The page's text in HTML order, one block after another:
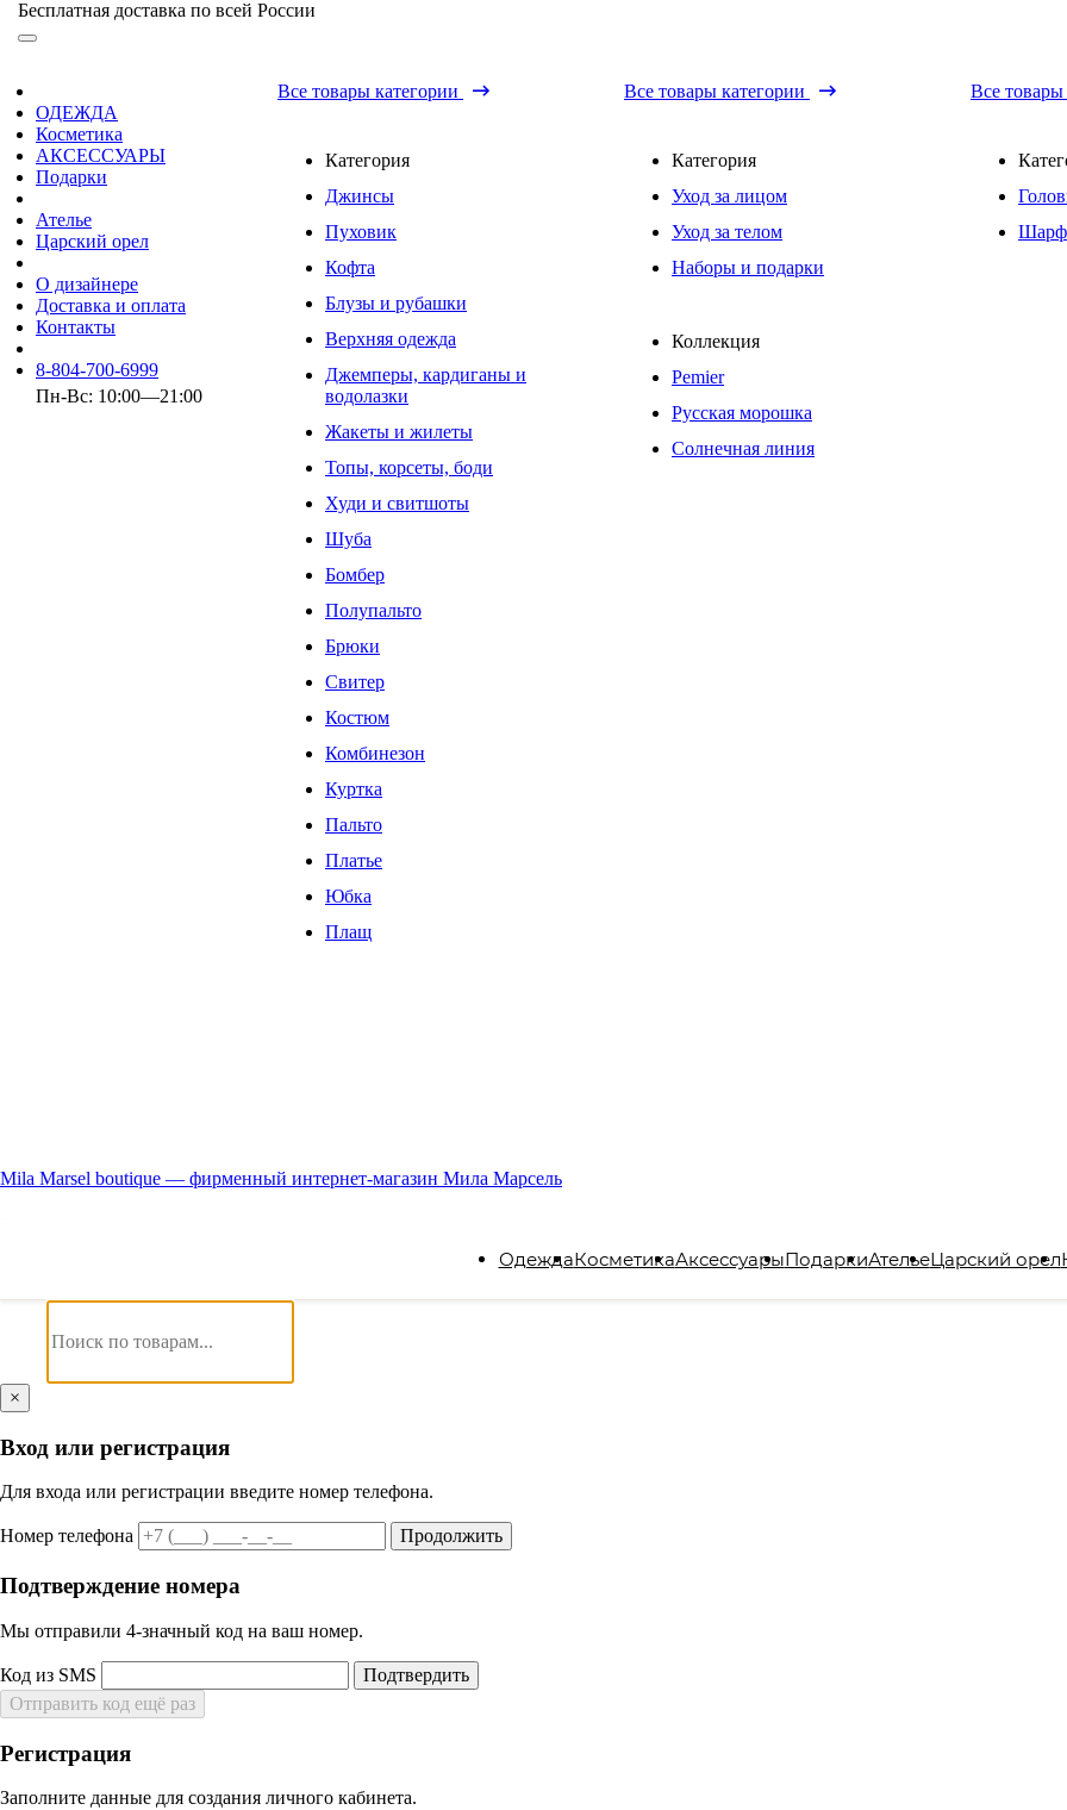
Бесплатная доставка по всей России
ОДЕЖДА
Косметика
АКСЕССУАРЫ
Подарки
Ателье
Царский орел
О дизайнере
Доставка и оплата
Контакты
8-804-700-6999
Пн-Вс: 10:00—21:00
Все товары категории
Категория
Джинсы
Пуховик
Кофта
Блузы и рубашки
Верхняя одежда
Джемперы, кардиганы и
водолазки
Жакеты и жилеты
Топы, корсеты, боди
Худи и свитшоты
Шуба
Бомбер
Полупальто
Брюки
Свитер
Костюм
Комбинезон
Куртка
Пальто
Платье
Юбка
Плащ
Все товары категории
Категория
Уход за лицом
Уход за телом
Наборы и подарки
Коллекция
Pemier
Русская морошка
Солнечная линия
Все товары
Mila Marsel boutique — фирменный интернет-магазин Мила Марсель
ОдеждаКосметикаАксессуарыПодаркиАтельеЦарский орел
×
Вход или регистрация
Для входа или регистрации введите номер телефона.
Номер телефона Продолжить
Подтверждение номера
Мы отправили 4‑значный код на ваш номер.
Код из SMS
Подтвердить
Отправить код ещё раз
Регистрация
Заполните данные для создания личного кабинета.